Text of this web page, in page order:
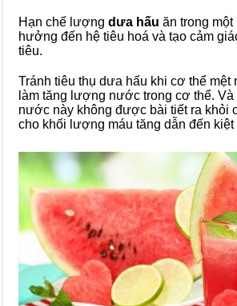
Hạn chế lượng dưa hấu ăn trong một
hưởng đến hệ tiêu hoá và tạo cảm
tiêu.
Tránh tiêu thụ dưa hấu khi cơ thể mệt
làm tăng lượng nước trong cơ thể.
nước này không được bài tiết ra khỏi
cho khối lượng máu tăng dẫn đến kiệt